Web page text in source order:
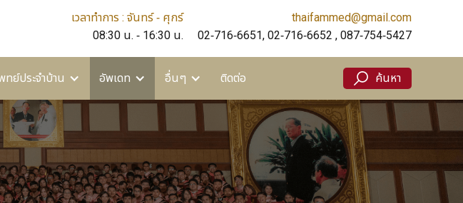
เวลาทำการ : จันทร์ - ศุกร์
08:30 น. - 16:30 น.
thaifammed@gmail.com
02-716-6651, 02-716-6652 , 087-754-5427
ย์ประจำบ้าน อัพเดท อื่นๆ ติดต่อ ค้นหา
อื่นๆ ติดต่อ ค้นหา